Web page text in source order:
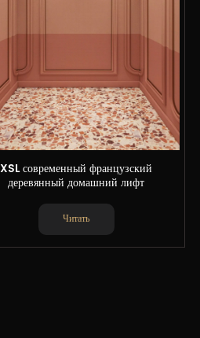
XSL современный французский
деревянный домашний лифт
Читать